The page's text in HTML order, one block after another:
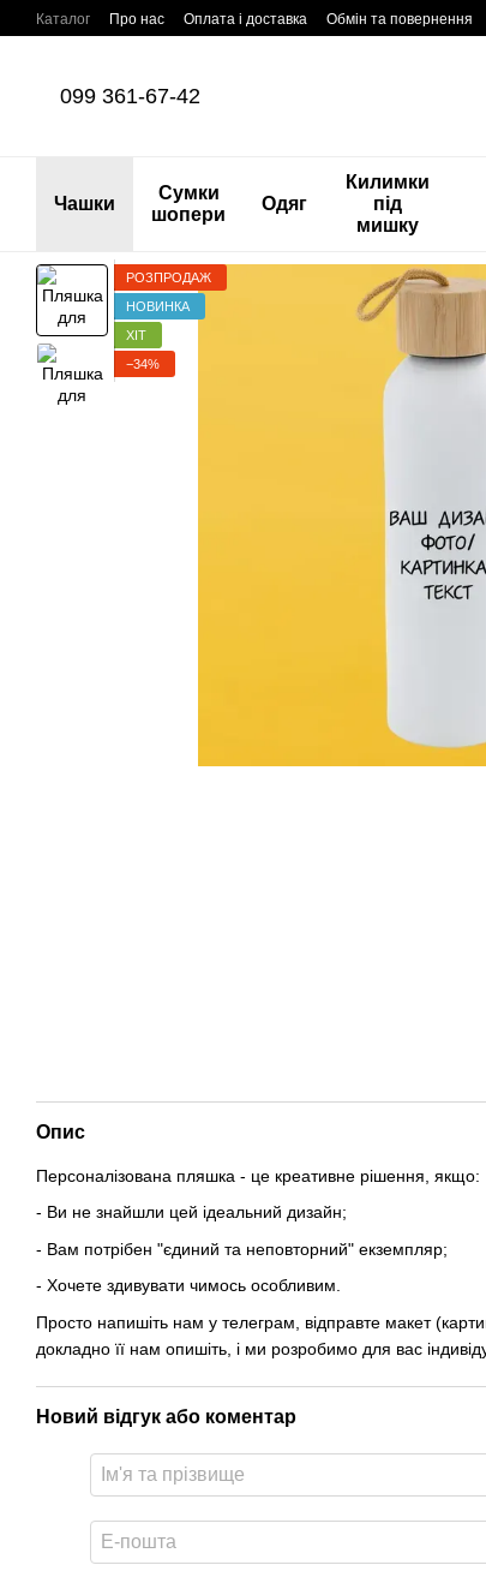
Перейти до основного контенту
Каталог Про нас Оплата і доставка Обмін та повернення
099 361-67-42
Чашки
Сумки
шопери
Одяг
Килимки
під
мишку
РОЗПРОДАЖ
НОВИНКА
ХІТ
−34%
Опис
Персоналізована пляшка - це креативне рішення, якщо:
- Ви не знайшли цей ідеальний дизайн;
- Вам потрібен "єдиний та неповторний" екземпляр;
- Хочете здивувати чимось особливим.
Просто напишіть нам у телеграм, відправте макет
докладно її нам опишіть, і ми розробимо для вас
Новий відгук або коментар